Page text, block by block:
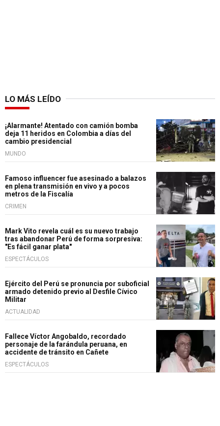
LO MÁS LEÍDO
¡Alarmante! Atentado con camión bomba
deja 11 heridos en Colombia a días del
cambio presidencial
MUNDO
Famoso influencer fue asesinado a balazos
en plena transmisión en vivo y a pocos
metros de la Fiscalía
CRIMEN
Mark Vito revela cuál es su nuevo trabajo
tras abandonar Perú de forma sorpresiva:
"Es fácil ganar plata"
ESPECTÁCULOS
Ejército del Perú se pronuncia por suboficial
armado detenido previo al Desfile Cívico
Militar
ACTUALIDAD
Fallece Víctor Angobaldo, recordado
personaje de la farándula peruana, en
accidente de tránsito en Cañete
ESPECTÁCULOS